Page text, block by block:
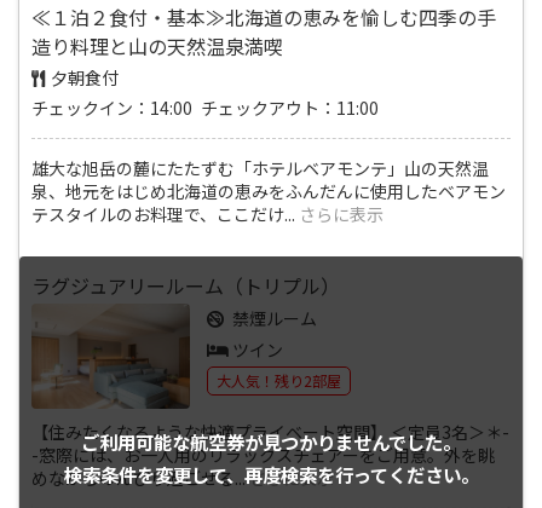
≪１泊２食付・基本≫北海道の恵みを愉しむ四季の手
造り料理と山の天然温泉満喫
夕朝食付
チェックイン：14:00 チェックアウト：11:00
雄大な旭岳の麓にたたずむ「ホテルベアモンテ」山の天然温
泉、地元をはじめ北海道の恵みをふんだんに使用したベアモン
テスタイルのお料理で、ここだけ... さらに表示
ご利用可能な航空券が見つかりませんでした。
検索条件を変更して、 再度検索を行ってください。
ラグジュアリールーム（トリプル）
禁煙ルーム
ツイン
大人気！残り2部屋
【住みたくなるような快適プライベート空間】 ＜定員3名＞＊-
-窓際には、お一人用のリラックスチェアーをご用意。外を眺
めながらのんびり過ごせる...さらに表示